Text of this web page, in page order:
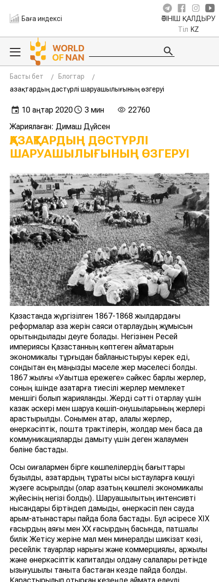
Баға индексі ӨТІНІШ ҚАЛДЫРУ
Тіл KZ
Басты бет
Блогтар
Қазақтардың дәстүрлі шаруашылығының өзгеруі
10 қаңтар 2020 3 мин
22760
Жариялаған: Димаш Дүйсен
ҚАЗАҚТАРДЫҢ ДӘСТҮРЛІ
ШАРУАШЫЛЫҒЫНЫҢ ӨЗГЕРУІ
Қазақстанда жүргізілген 1867-1868 жылдардағы
реформалар қазақ жерін саяси отарлаудың жұмысын
қорытындылады деуге болады. Негізінен Ресей
империясы Қазақстанның көптеген аймақтарын
экономикалық тұрғыдан байланыстыруы керек еді,
сондықтан ең маңызды мәселе жер мәселесі болды.
1867 жылғы «Уақытша ережеге» сәйкес барлық жерлер,
соның ішінде қазақтарға тиесілі жерлер мемлекет
меншігі болып жарияланды. Жерді сәтті отарлау үшін
казак әскері мен шаруа көшіп-қонушыларының жерлері
қарастырылды. Сонымен қатар, қалалық жерлер,
өнеркәсіптік, пошта трактілерін, жолдар мен басқа да
коммуникацияларды дамыту үшін деген жалаумен
бөліне бастады.
Осы оқиғалармен бірге көшпелілердің бағыттары
бұзылды, қазақтардың тұрақты қысқы қыстауларға көшуі
жүзеге асырылды (олар қазақтың көшпелі экономикалық
жүйесінің негізі болды). Шаруашылықтың интенсивті
нысандары біртіндеп дамыды, өнеркәсіп пен сауда
қарым-қатынастары пайда бола бастады. Бұл әсіресе ХIХ
ғасырдың аяғы мен ХХ ғасырдың басында, патшалық
билік Жетісу жеріне мал мен минералды шикізат көзі,
ресейлік тауарлар нарығы және коммерциялық, қаржылық
және өнеркәсіптік капиталды қолдану салалары ретінде
қызығушылық таныта бастаған кезде пайда болды.